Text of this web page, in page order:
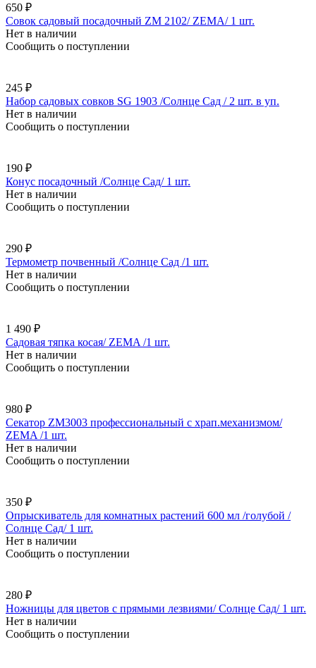
650 ₽
Совок садовый посадочный ZM 2102/ ZEMA/ 1 шт.
Нет в наличии
Сообщить о поступлении
245 ₽
Набор садовых совков SG 1903 /Солнце Сад / 2 шт. в уп.
Нет в наличии
Сообщить о поступлении
190 ₽
Конус посадочный /Солнце Сад/ 1 шт.
Нет в наличии
Сообщить о поступлении
290 ₽
Термометр почвенный /Солнце Сад /1 шт.
Нет в наличии
Сообщить о поступлении
1 490 ₽
Садовая тяпка косая/ ZEMA /1 шт.
Нет в наличии
Сообщить о поступлении
980 ₽
Секатор ZM3003 профессиональный с храп.механизмом/
ZEMA /1 шт.
Нет в наличии
Сообщить о поступлении
350 ₽
Опрыскиватель для комнатных растений 600 мл /голубой /
Солнце Сад/ 1 шт.
Нет в наличии
Сообщить о поступлении
280 ₽
Ножницы для цветов с прямыми лезвиями/ Солнце Сад/ 1 шт.
Нет в наличии
Сообщить о поступлении